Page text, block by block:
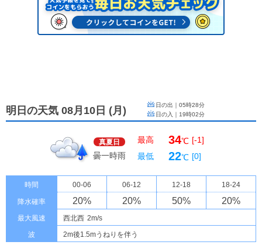
明日の天気 08月10日 (月 ) 日の出｜ 05時28分
日の入｜ 19時02分
真夏日
曇一時雨
最高 34℃ [-1]
最低
22℃ [0]
時間 00-06 06-12 12-18 18-24
降水確率 20% 20% 50% 20%
最大風速 西北西 2m/s
波
2m後1.5mうねりを伴う